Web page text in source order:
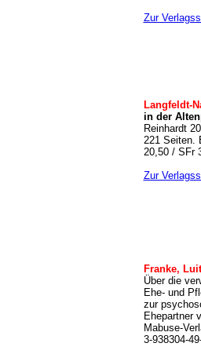
Zur
Langfeldt-
in der
Reinhardt
221 Seiten.
20,50 / SFr
Zur
Franke,
Über die
Ehe- und
zur
Ehepartner
Mabuse-
3-938304-